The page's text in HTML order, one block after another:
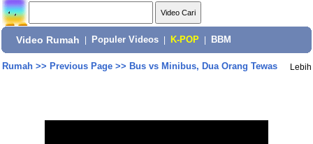
Video Rumah Populer Videos K-POP BBM
Rumah>> Previous Page>> Bus vs Minibus, Dua Orang Tewas Lebih